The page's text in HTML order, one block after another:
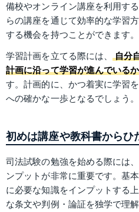
備校やオンライン講座を利用す
らの講座を通じて効率的な学習
する機会を持つことができます。
学習計画を立てる際には、 自分
計画に沿って学習が進んでいる
す。計画的に、かつ着実に学習
への確かな一歩となるでしょう。
初めは講座や教科書からひ
司法試験の勉強を始める際には
ンプットが非常に重要です。基
に必要な知識をインプットする
な条文や判例・論証を独学で理